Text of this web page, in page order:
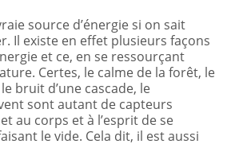
source d’énergie si on sait
Il existe en effet plusieurs façons
et ce, en se ressourçant
Certes, le calme de la forêt, le
bruit d’une cascade, le
sont autant de capteurs
au corps et à l’esprit de se
le vide. Cela dit, il est aussi